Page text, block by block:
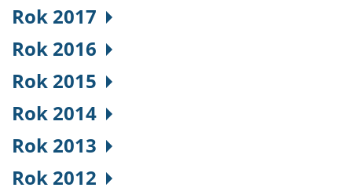
Rok 2017
Rok 2016
Rok 2015
Rok 2014
Rok 2013
Rok 2012